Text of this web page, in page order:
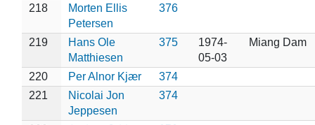
218
Morten Ellis
Petersen
376
219
Hans Ole
Matthiesen
375
1974-
05-03
Miang Dam
220 Per Alnor Kjær
374
221
Nicolai Jon
Jeppesen
374